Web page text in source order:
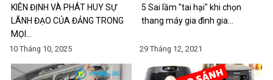
KIÊN ĐỊNH VÀ PHÁT HUY SỰ
LÃNH ĐẠO CỦA ĐẢNG TRONG
MỌI…
10 Tháng 10, 2025
5 Sai lầm "tai hại" khi chọn
thang máy gia đình gia…
29 Tháng 12, 2021